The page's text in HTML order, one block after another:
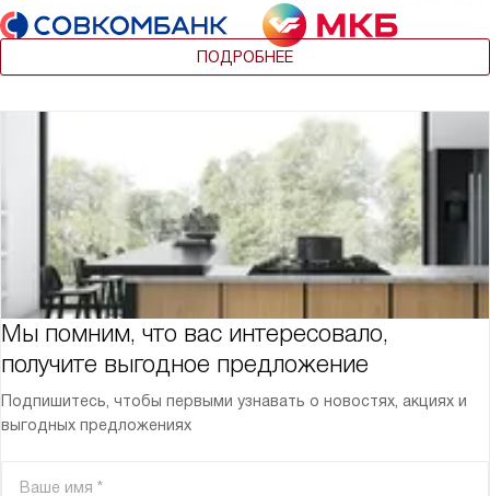
ПОДРОБНЕЕ
Мы помним, что вас интересовало,
получите выгодное предложение
Подпишитесь, чтобы первыми узнавать о новостях, акциях и
выгодных предложениях